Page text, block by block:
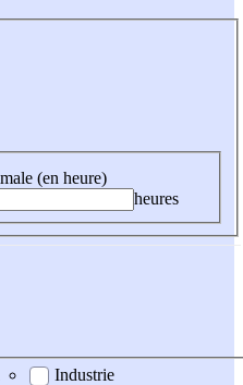
(en heure)
heures
Industrie